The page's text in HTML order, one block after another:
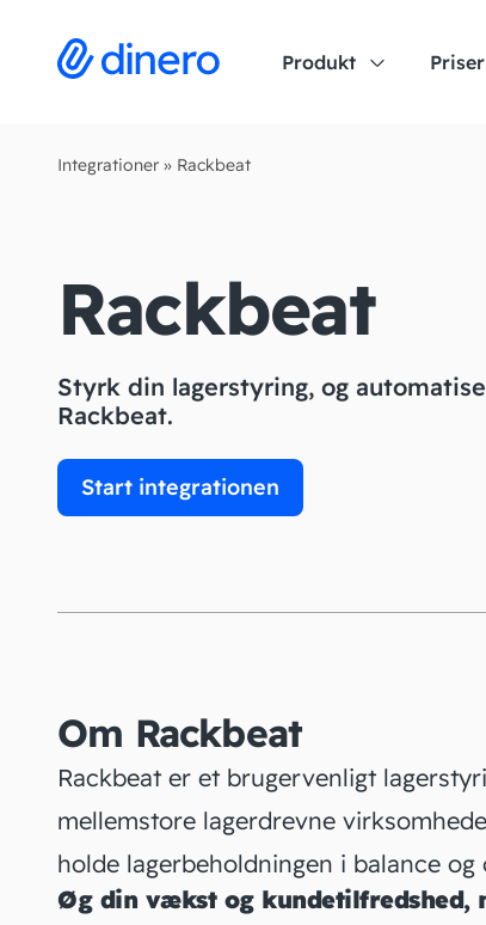
Produkt Priser
Integrationer » Rackbeat
Rackbeat
Styrk din lagerstyring, og
Rackbeat.
Start integrationen
Om Rackbeat
Rackbeat er et brugervenligt
mellemstore lagerdrevne
holde lagerbeholdningen i balance og
Øg din vækst og kundetilfredshed,